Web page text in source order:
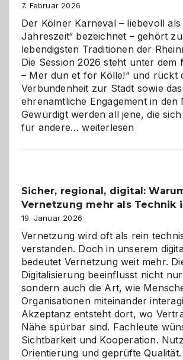
7. Februar 2026
Der Kölner Karneval – liebevoll als
Jahreszeit“ bezeichnet – gehört
lebendigsten Traditionen der
Die Session 2026 steht unter dem
– Mer dun et för Kölle!“ und rückt
Verbundenheit zur Stadt sowie das
ehrenamtliche Engagement in den
Gewürdigt werden all jene, die
für andere…Kölner
ein
dreifaches
Alaaf!
weiterlesen
Sicher, regional, digital:
Vernetzung mehr als Technik
19. Januar 2026
Vernetzung wird oft als rein
verstanden. Doch in unserem
bedeutet Vernetzung weit mehr.
Digitalisierung beeinflusst nicht
sondern auch die Art, wie
Organisationen miteinander
Akzeptanz entsteht dort, wo
Nähe spürbar sind. Fachleute
Sichtbarkeit und Kooperation.
Orientierung und geprüfte Qualität.